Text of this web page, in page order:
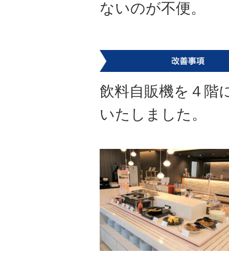
ないのが不便。
飲料自販機を４階
いたしました。